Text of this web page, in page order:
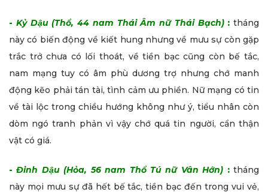
- Kỷ Dậu (Thổ, 44 nam Thái Âm nữ Thái Bạch) : tháng
này có biến động về kiết hung nhưng về mưu sự còn gặp
trắc trở chưa có lối thoát, về tiền bạc cũng còn bế tắc,
nam mạng tuy có âm phù dương trợ nhưng chớ manh
động kẽo phải tán tài, tình cảm ưu phiền. Nữ mạng có tin
về tài lộc trong chiều hướng không như ý, tiểu nhân còn
dòm ngó tranh phản vì vậy chớ quá tin người, cẩn thận
vật có giá.
-Đinh Dậu (Hỏa, 56 nam Thổ Tú nữ Vân Hớn) :tháng
này mọi mưu sự đã hết bế tắc, tiền bạc đến trong vui vẻ,